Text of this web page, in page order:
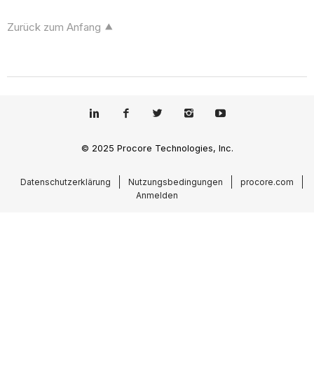
Zurück zum Anfang
© 2025 Procore Technologies, Inc.
Datenschutzerklärung Nutzungsbedingungen
procore.com
Anmelden